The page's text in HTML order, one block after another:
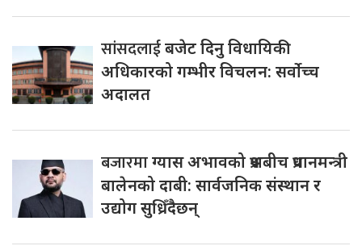
सांसदलाईबजेट दिनु विधायिकी
अधिकारको गम्भीर विचलन: सर्वोच्च
अदालत
बजारमाग्यास अभावको प्रश्नबीच प्रधानमन्त्री
बालेनको दाबी: सार्वजनिक संस्थान र
उद्योग सुध्रिँदैछन्